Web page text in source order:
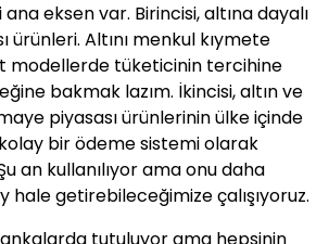
ana eksen var. Birincisi, altına dayalı
ürünleri. Altını menkul kıymete
modellerde tüketicinin tercihine
bakmak lazım. İkincisi, altın ve
piyasası ürünlerinin ülke içinde
kolay bir ödeme sistemi olarak
an kullanılıyor ama onu daha
getirebileceğimize çalışıyoruz.